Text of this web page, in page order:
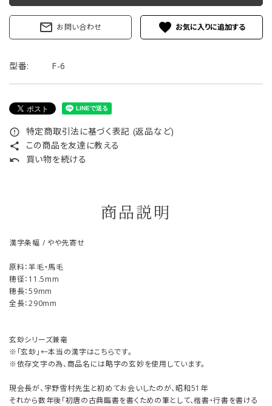
mail_outline お問い合わせ favorite
型番: F-6
error_outline 特定商取引法に基づく表記 (返品など)
share この商品を友達に教える
undo 買い物を続ける
商品説明
漢字条幅 / やや先寄せ
原料：羊毛・馬毛
穂径：11.5mm
穂長：59mm
全長：290mm
玄玅シリーズ兼毫
※「玄玅」←本当の漢字はこちらです。
※依存文字の為、商品名には略字の玄妙を使用しています。
現会長が、宇野雪村先生と初めてお会いしたのが、昭和51年
それから数年後「初唐の古典臨書を書くための筆として、楷書・行書を書ける